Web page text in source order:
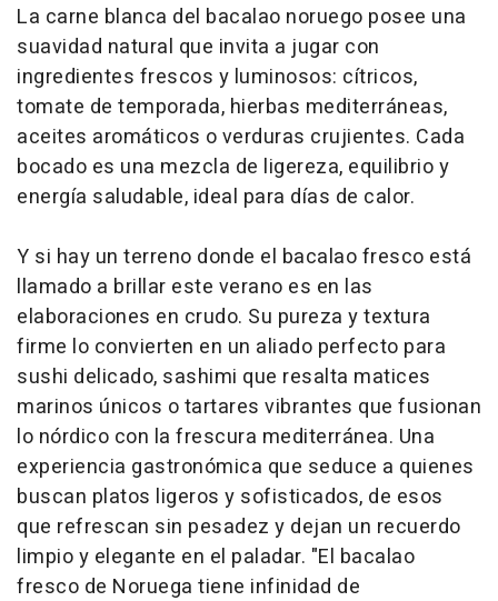
La carne blanca del bacalao noruego posee una
suavidad natural que invita a jugar con
ingredientes frescos y luminosos: cítricos,
tomate de temporada, hierbas mediterráneas,
aceites aromáticos o verduras crujientes. Cada
bocado es una mezcla de ligereza, equilibrio y
energía saludable, ideal para días de calor.
Y si hay un terreno donde el bacalao fresco está
llamado a brillar este verano es en las
elaboraciones en crudo. Su pureza y textura
firme lo convierten en un aliado perfecto para
sushi delicado, sashimi que resalta matices
marinos únicos o tartares vibrantes que fusionan
lo nórdico con la frescura mediterránea. Una
experiencia gastronómica que seduce a quienes
buscan platos ligeros y sofisticados, de esos
que refrescan sin pesadez y dejan un recuerdo
limpio y elegante en el paladar. "El bacalao
fresco de Noruega tiene infinidad de